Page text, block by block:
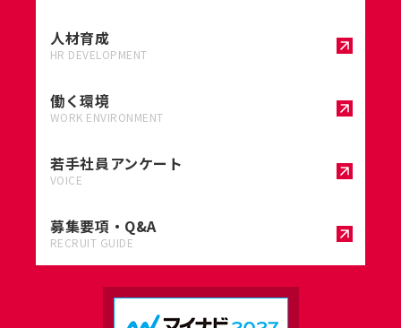
人材育成
HR DEVELOPMENT
働く環境
WORK ENVIRONMENT
若手社員アンケート
VOICE
募集要項・Q&A
RECRUIT GUIDE